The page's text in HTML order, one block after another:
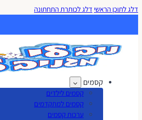
דלג לתוכן הראשי דלג לכותרת התחתונה
קסמים
קסמים לילדים
קסמים למתקדמים
ערכות קסמים